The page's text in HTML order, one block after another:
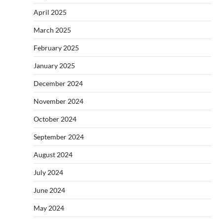
April 2025
March 2025
February 2025
January 2025
December 2024
November 2024
October 2024
September 2024
August 2024
July 2024
June 2024
May 2024